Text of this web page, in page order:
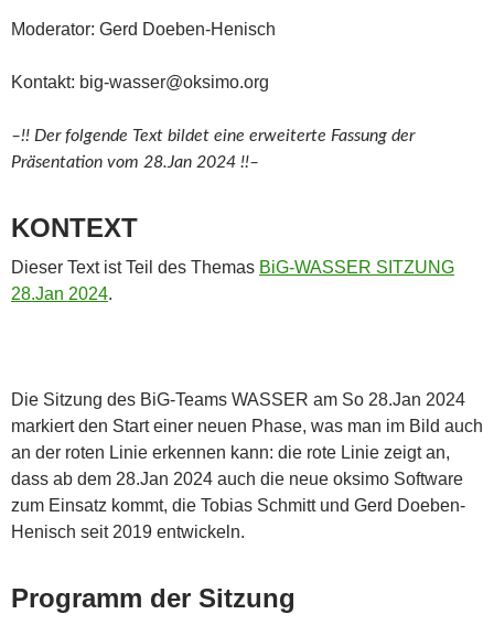
Moderator: Gerd Doeben-Henisch
Kontakt: big-wasser@oksimo.org
–!! Der folgende Text bildet eine erweiterte Fassung der
Präsentation vom 28.Jan 2024 !!–
KONTEXT
Dieser Text ist Teil des Themas BiG-WASSER SITZUNG
28.Jan 2024.
Die Sitzung des BiG-Teams WASSER am So 28.Jan 2024
markiert den Start einer neuen Phase, was man im Bild auch
an der roten Linie erkennen kann: die rote Linie zeigt an,
dass ab dem 28.Jan 2024 auch die neue oksimo Software
zum Einsatz kommt, die Tobias Schmitt und Gerd Doeben-
Henisch seit 2019 entwickeln.
Programm der Sitzung